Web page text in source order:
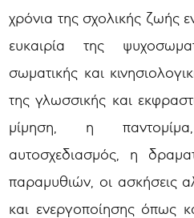
χρόνια της σχολικής ζωής
ευκαιρία της
σωματικής και
της γλωσσικής και
μίμηση, η
αυτοσχεδιασμός, η
παραμυθιών, οι ασκήσεις
και ενεργοποίησης όπως